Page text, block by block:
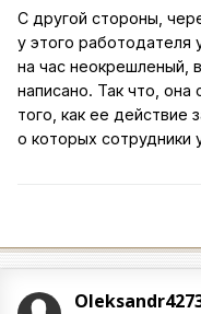
С другой стороны,
у этого работодателя
на час неокрешленый,
написано. Так что,
того, как ее действие
о которых